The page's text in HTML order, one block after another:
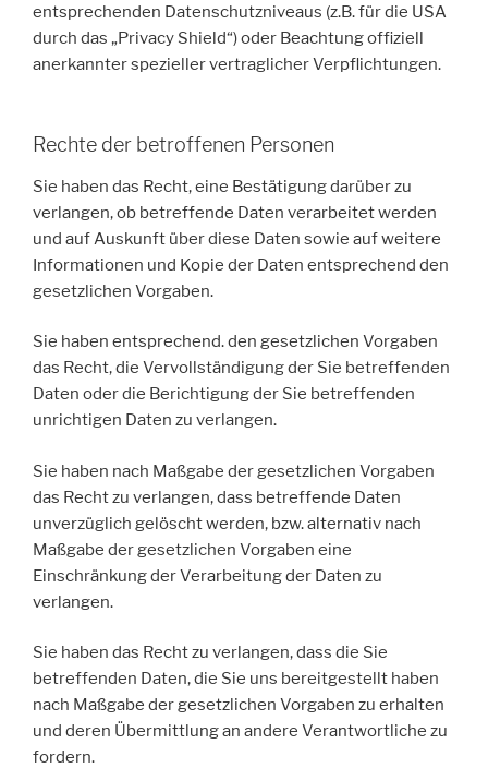
entsprechenden Datenschutzniveaus (z.B. für die USA
durch das „Privacy Shield“) oder Beachtung offiziell
anerkannter spezieller vertraglicher Verpflichtungen.
Rechte der betroffenen Personen
Sie haben das Recht, eine Bestätigung darüber zu
verlangen, ob betreffende Daten verarbeitet werden
und auf Auskunft über diese Daten sowie auf weitere
Informationen und Kopie der Daten entsprechend den
gesetzlichen Vorgaben.
Sie haben entsprechend. den gesetzlichen Vorgaben
das Recht, die Vervollständigung der Sie betreffenden
Daten oder die Berichtigung der Sie betreffenden
unrichtigen Daten zu verlangen.
Sie haben nach Maßgabe der gesetzlichen Vorgaben
das Recht zu verlangen, dass betreffende Daten
unverzüglich gelöscht werden, bzw. alternativ nach
Maßgabe der gesetzlichen Vorgaben eine
Einschränkung der Verarbeitung der Daten zu
verlangen.
Sie haben das Recht zu verlangen, dass die Sie
betreffenden Daten, die Sie uns bereitgestellt haben
nach Maßgabe der gesetzlichen Vorgaben zu erhalten
und deren Übermittlung an andere Verantwortliche zu
fordern.